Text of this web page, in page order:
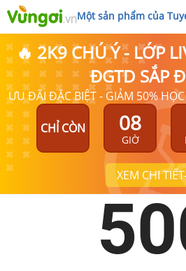
Một sản phẩm của
🔥 2K9 CHÚ Ý - LỚP
ĐGTD SẮP
ƯU ĐÃI ĐẶC BIỆT - GIẢM 50%
CHỈ CÒN 08
GIỜ
XEM CHI TIẾT